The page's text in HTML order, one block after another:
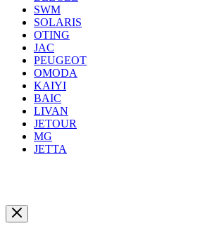
SWM
SOLARIS
OTING
JAC
PEUGEOT
OMODA
KAIYI
BAIC
LIVAN
JETOUR
MG
JETTA